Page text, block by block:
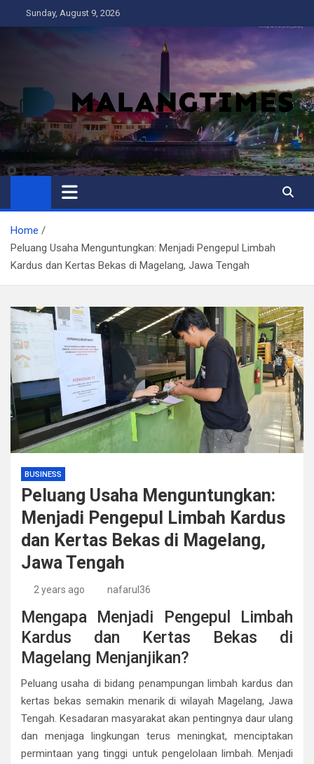
to
Sunday, August 9, 2026
MALANG TIMES
Home
Peluang Usaha Menguntungkan: Menjadi Pengepul Limbah
Kardus dan Kertas Bekas di Magelang, Jawa Tengah
BUSINESS
Peluang Usaha Menguntungkan:
Menjadi Pengepul Limbah Kardus
dan Kertas Bekas di Magelang,
Jawa Tengah
2 years ago nafarul36
Mengapa Menjadi Pengepul Limbah
Kardus dan Kertas Bekas di
Magelang Menjanjikan?
Peluang usaha di bidang penampungan limbah kardus dan
kertas bekas semakin menarik di wilayah Magelang, Jawa
Tengah. Kesadaran masyarakat akan pentingnya daur ulang
dan menjaga lingkungan terus meningkat, menciptakan
permintaan yang tinggi untuk pengelolaan limbah. Menjadi